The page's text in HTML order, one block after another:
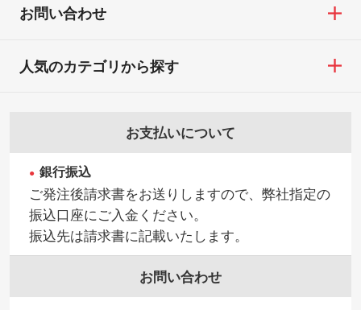
お問い合わせ
お支払いについて
銀行振込
ご発注後請求書をお送りしますので、弊社指定の
振込口座にご入金ください。
振込先は請求書に記載いたします。
お問い合わせ
人気のカテゴリから探す